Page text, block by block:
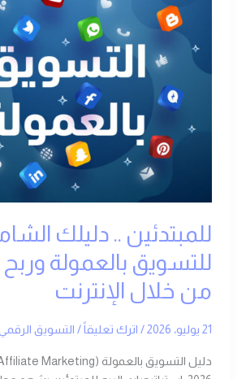
للتسويق بالعمولة وربح
من خلال الإنترنت
21 يوليو، 2026 / اترك تعليقاً/ التسويق
دليلك
الشامل
2020
للتسويق
بالعمولة
وربح
الإنترنت